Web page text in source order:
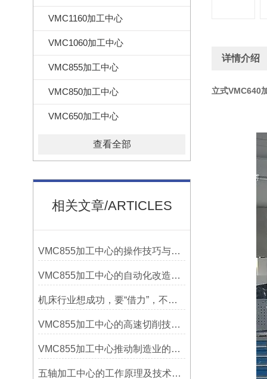
VMC1160加工中心
VMC1060加工中心
VMC855加工中心
VMC850加工中心
VMC650加工中心
查看全部
相关文章/ARTICLES
VMC855加工中心的操作技巧与维护指南
VMC855加工中心的自动化改造与智能化应用说明
机床行业想成功，要“借力”，不要“尽力”！
VMC855加工中心的高速切削技术介绍
VMC855加工中心推动制造业的发展
五轴加工中心的工作原理及技术优势
详情介绍
立式VMC640